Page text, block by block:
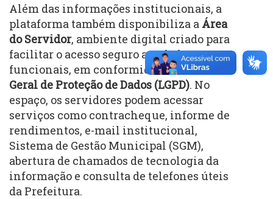
Além das informações institucionais, a
plataforma também disponibiliza a Área
do Servidor, ambiente digital criado para
facilitar o acesso seguro aos dados
funcionais, em conformidade com aLei
Geral de Proteção de Dados (LGPD). No
espaço, os servidores podem acessar
serviços como contracheque, informe de
rendimentos, e-mail institucional,
Sistema de Gestão Municipal (SGM),
abertura de chamados de tecnologia da
informação e consulta de telefones úteis
da Prefeitura.